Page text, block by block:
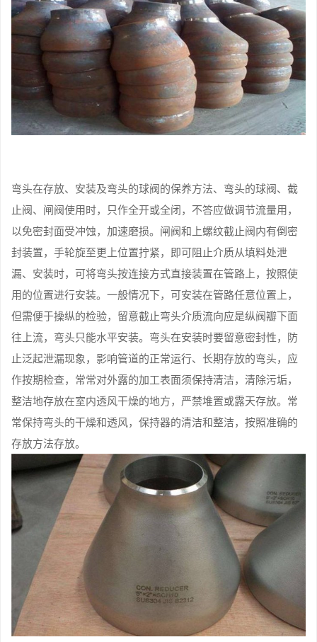
弯头在存放、安装及弯头的球阀的保养方法、弯头的球阀、截
止阀、闸阀使用时，只作全开或全闭，不答应做调节流量用，
以免密封面受冲蚀，加速磨损。闸阀和上螺纹截止阀内有倒密
封装置，手轮旋至更上位置拧紧，即可阻止介质从填料处泄
漏、安装时，可将弯头按连接方式直接装置在管路上，按照使
用的位置进行安装。一般情况下，可安装在管路任意位置上，
但需便于操纵的检验，留意截止弯头介质流向应是纵阀瓣下面
往上流，弯头只能水平安装。弯头在安装时要留意密封性，防
止泛起泄漏现象，影响管道的正常运行、长期存放的弯头，应
作按期检查，常常对外露的加工表面须保持清洁，清除污垢，
整洁地存放在室内透风干燥的地方，严禁堆置或露天存放。常
常保持弯头的干燥和透风，保持器的清洁和整洁，按照准确的
存放方法存放。